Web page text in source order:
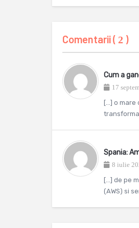
Comentarii ( 2 )
Cum a
17
[…] o mare
Spania:
8 iulie
[…] de pe
(AWS) si